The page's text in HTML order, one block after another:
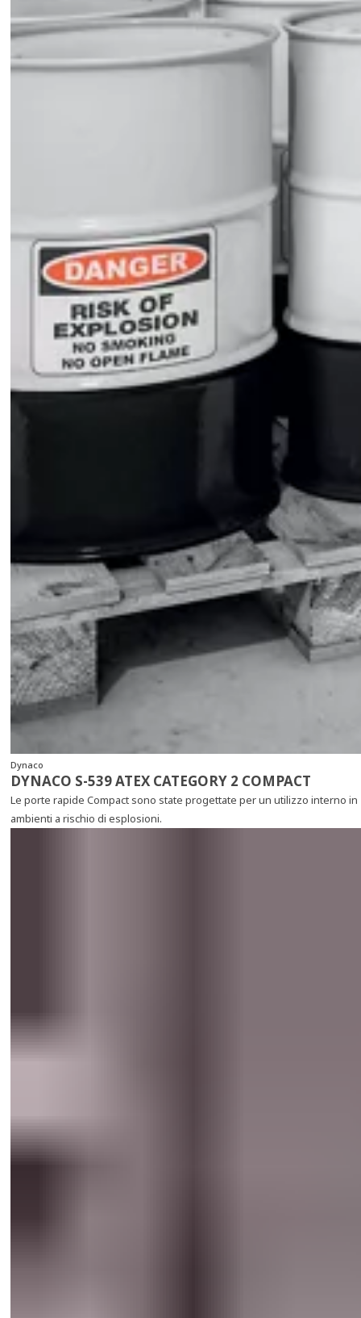
Dynaco
DYNACO S-539 ATEX CATEGORY 2 COMPACT
Le porte rapide Compact sono state progettate per un utilizzo interno in
ambienti a rischio di esplosioni.